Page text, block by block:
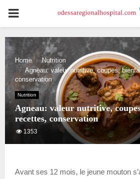
PRIMARY
MENU
Home
Nutrition
Agneau: valeur nutritive, coupes,
conservation
Nutrition
Agneau: valeur nutritive,
recettes, conservation
1353
Avant ses 12 mois, le jeune mouton